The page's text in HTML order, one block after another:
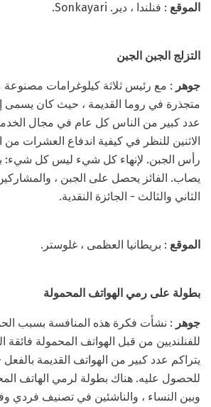
الموقع : فنلندا ، دير. Sonkayari.
التزلج الجبن الجبن
جوهر : مع رئيس ثلاثة كيلوغرامات مصنوعة
متجذرة في روما القديمة ، حيث كان يسمى
عدد كبير من الناس كل عام في مجال
الاثنين للنظر في كيفية اندفاع العشرات
رأس الجبن. لإنهاء كل شيء ليس كل شيء:
يصاب. الفائز يحصل على الجبن ، والمشاركين
الثاني والثالث - الجائزة النقدية.
الموقع : بريطانيا العظمى ، غلوستر.
بطولة على رمي الهواتف المحمولة
جوهر : نشأت فكرة هذه المنافسة بسبب
للفنلنديين من قبل الهواتف المحمولة
يتراكم عدد كبير من الهواتف القديمة
للحصول عليه. هناك بطولة لرمي الهاتف